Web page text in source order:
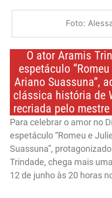
Foto:
O ator Aramis
espetáculo
Ariano Suassuna”,
clássica história de
recriada pelo
Para celebrar o amor no
espetáculo “Romeu e
Suassuna”,
Trindade, chega mais
12 de junho às 20 horas